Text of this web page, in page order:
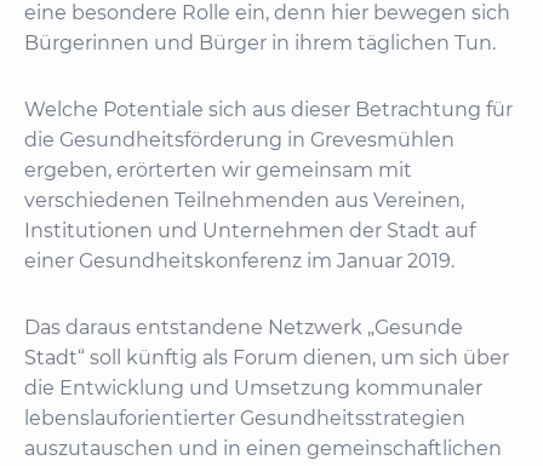
eine besondere Rolle ein, denn hier bewegen sich
Bürgerinnen und Bürger in ihrem täglichen Tun.
Welche Potentiale sich aus dieser Betrachtung für
die Gesundheitsförderung in Grevesmühlen
ergeben, erörterten wir gemeinsam mit
verschiedenen Teilnehmenden aus Vereinen,
Institutionen und Unternehmen der Stadt auf
einer Gesundheitskonferenz im Januar 2019.
Das daraus entstandene Netzwerk „Gesunde
Stadt“ soll künftig als Forum dienen, um sich über
die Entwicklung und Umsetzung kommunaler
lebenslauforientierter Gesundheitsstrategien
auszutauschen und in einen gemeinschaftlichen